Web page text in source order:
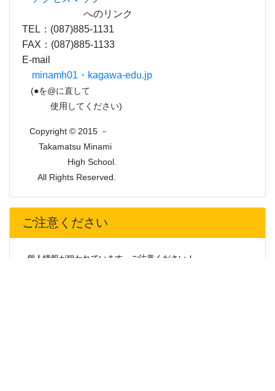
へのリンク
TEL：(087)885-1131
FAX：(087)885-1133
E-mail
minamh01・kagawa-edu.jp
(●を@に直して
使用してください)
Copyright © 2015 －
Takamatsu Minami
High School.
All Rights Reserved.
ご注意ください
個人情報が狙われています。ご注意ください！